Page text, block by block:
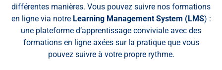
différentes manières. Vous pouvez suivre nos formations
en ligne via notre Learning Management System (LMS) :
une plateforme d’apprentissage conviviale avec des
formations en ligne axées sur la pratique que vous
pouvez suivre à votre propre rythme.